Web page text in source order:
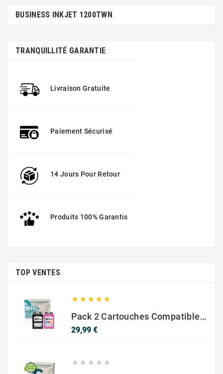
BUSINESS INKJET 1200TWN
TRANQUILLITÉ GARANTIE
Livraison Gratuite
Paiement Sécurisé
14 Jours Pour Retour
Produits 100% Garantis
TOP VENTES
    
Pack 2 Cartouches Compatible Avec HP 301 XL Noir Et Couleur
29,99 €Prix
    